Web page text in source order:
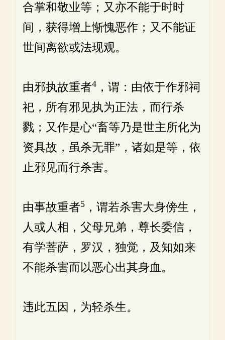
合掌和敬业等；又亦不能于时时
间，获得增上惭愧恶作；又不能证
世间离欲或法现观。
由邪执故重者4 ，谓：由依于作邪祠
祀，所有邪见执为正法，而行杀
戮；又作是心“畜等乃是世主所化为
资具故，虽杀无罪”，诸如是等，依
止邪见而行杀害。
由事故重者5 ，谓若杀害大身傍生，
人或人相，父母兄弟，尊长委信，
有学菩萨，罗汉，独觉，及知如来
不能杀害而以恶心出其身血。
违此五因，为轻杀生。